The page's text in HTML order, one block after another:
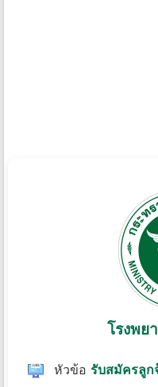
โรงพย
หัวข้อ รับสมัครลูก